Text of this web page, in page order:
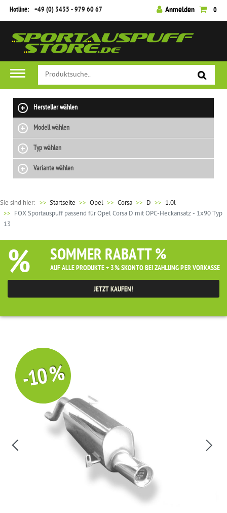
Hotline: +49 (0) 3435 - 979 60 67 Anmelden 0
Hersteller wählen
Modell wählen
Typ wählen
Variante wählen
Sie sind hier: >> Startseite Opel Corsa D
1.0l
FOX Sportauspuff passend für Opel Corsa D mit OPC-Heckansatz - 1x90 Typ
13
% SOMMER RABATT %
AUF ALLE PRODUKTE + 3% SKONTO BEI ZAHLUNG PER VORKASSE
JETZT KAUFEN!
-10 %